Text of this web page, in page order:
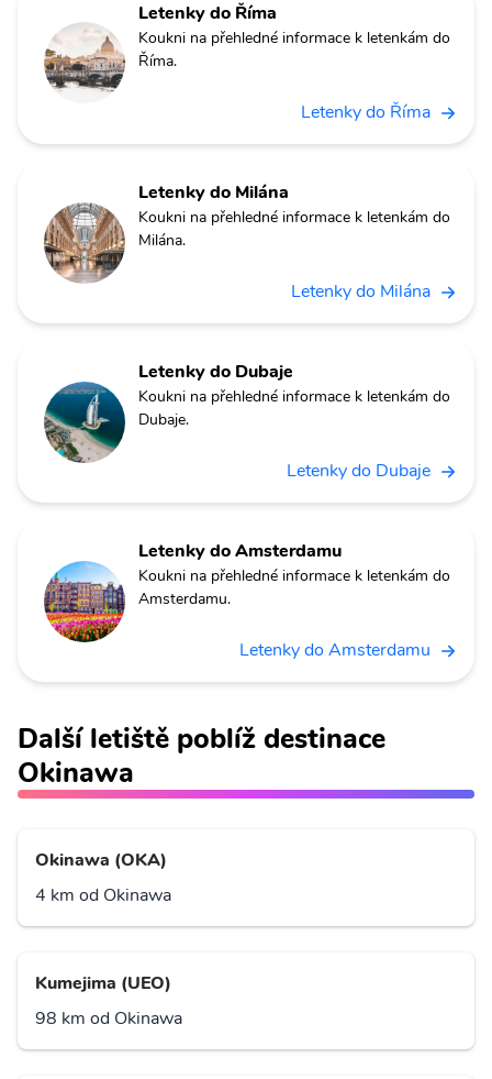
Letenky do Říma
Koukni na přehledné informace k letenkám do
Říma.
Letenky do Říma
Letenky do Milána
Koukni na přehledné informace k letenkám do
Milána.
Letenky do Milána
Letenky do Dubaje
Koukni na přehledné informace k letenkám do
Dubaje.
Letenky do Dubaje
Letenky do Amsterdamu
Koukni na přehledné informace k letenkám do
Amsterdamu.
Letenky do Amsterdamu
Další letiště poblíž destinace
Okinawa
Okinawa (OKA)
4 km od Okinawa
Kumejima (UEO)
98 km od Okinawa